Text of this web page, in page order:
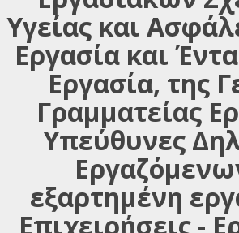
Υγείας και
Εργασία και
Εργασία, της
Γραμματείας
Υπεύθυνες
εξαρτημένη
Επιχειρήσεις -